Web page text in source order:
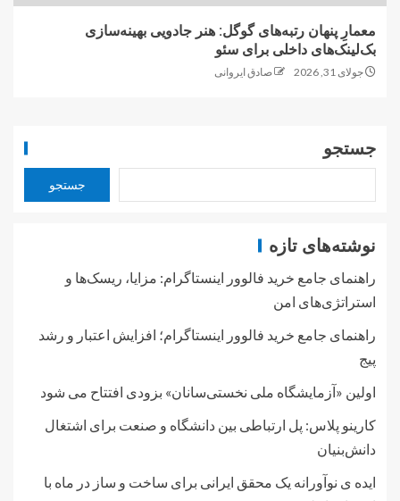
معمارِ پنهان رتبه‌های گوگل: هنر جادویی بهینه‌سازی
بک‌لینک‌های داخلی برای سئو
جولای 31, 2026 صادق ایروانی
جستجو
جستجو
نوشته‌های تازه
راهنمای جامع خرید فالوور اینستاگرام: مزایا، ریسک‌ها و
استراتژی‌های امن
راهنمای جامع خرید فالوور اینستاگرام؛ افزایش اعتبار و رشد
پیج
اولین «آزمایشگاه ملی نخستی‌سانان» بزودی افتتاح می شود
کارینو پلاس: پل ارتباطی بین دانشگاه و صنعت برای اشتغال
دانش‌بنیان
ایده ی نوآورانه یک محقق ایرانی برای ساخت و ساز در ماه با